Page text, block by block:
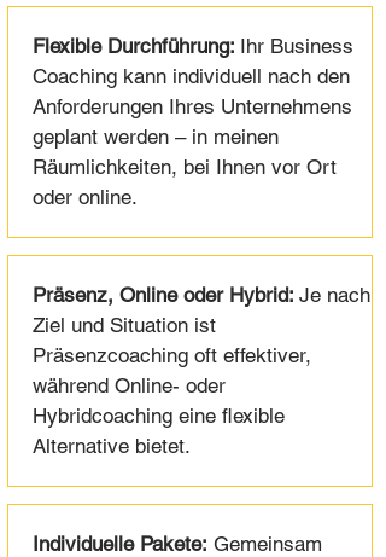
Flexible Durchführung: Ihr Business
Coaching kann individuell nach den
Anforderungen Ihres Unternehmens
geplant werden – in meinen
Räumlichkeiten, bei Ihnen vor Ort
oder online.
Präsenz, Online oder Hybrid: Je nach
Ziel und Situation ist
Präsenzcoaching oft effektiver,
während Online- oder
Hybridcoaching eine flexible
Alternative bietet.
Individuelle Pakete: Gemeinsam